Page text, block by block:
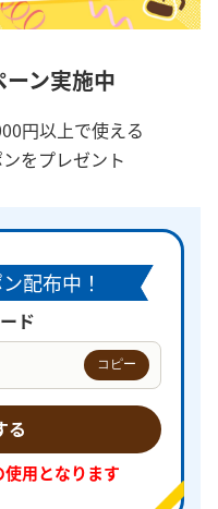
ン実施中
円以上で使える
ンをプレゼント
配布中！
ド
コピー
る
用となります